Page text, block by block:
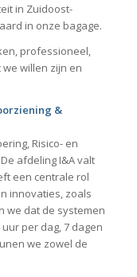
in Zuidoost-
in onze bagage.
professioneel,
willen zijn en
&
Risico- en
afdeling I&A valt
een centrale rol
innovaties, zoals
we dat de systemen
per dag, 7 dagen
we zowel de